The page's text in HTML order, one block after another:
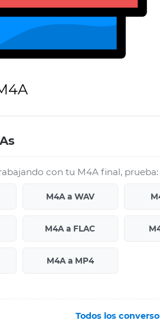
con tu M4A final, prueba:
M4A a WAV
M4A a FLAC
M4A a MP4
Todos los